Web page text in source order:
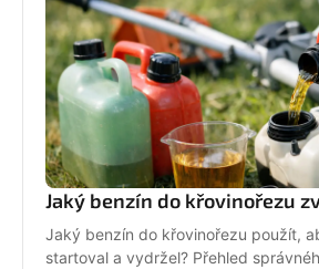
Jaký benzín do křovinořezu
Jaký benzín do křovinořezu použít,
startoval a vydržel? Přehled